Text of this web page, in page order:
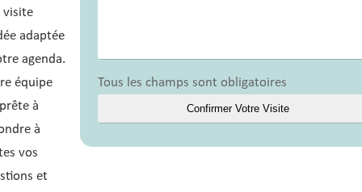
visite
adaptée
agenda.
équipe
à
à
vos
et
Tous les champs sont obligatoires